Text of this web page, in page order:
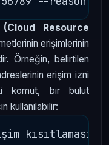
(Cloud Resource
erişimlerinin
Örneğin, belirtilen
erişim izni
komut, bir bulut
kullanılabilir:
kısıtlaması